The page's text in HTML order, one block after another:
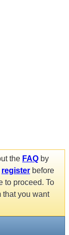
the FAQ by
register before
to proceed. To
that you want